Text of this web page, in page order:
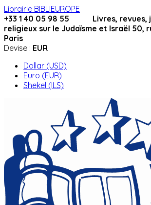
Librairie BIBLIEUROPE
+33 1 40 05 98 55 Livres, revues,
religieux sur le Judaïsme et Israël 50,
Paris
Devise : EUR
Dollar (USD)
Euro (EUR)
Shekel (ILS)